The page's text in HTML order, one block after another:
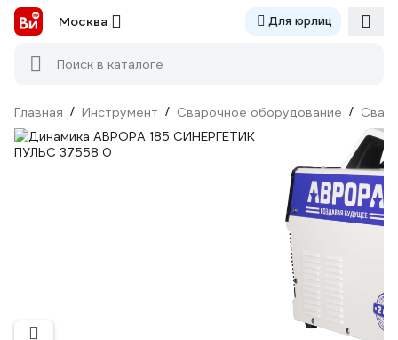
Москва Для юрлиц
Поиск в каталоге
Главная / Инструмент / Сварочное оборудование /